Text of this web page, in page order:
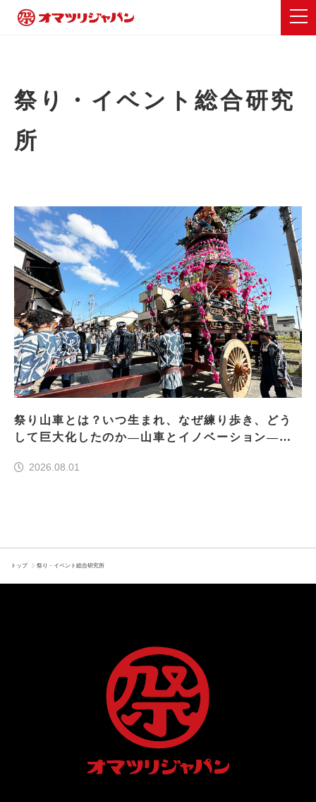
祭り・イベント総合研究
所
祭り山車とは？いつ生まれ、なぜ練り歩き、どう
して巨大化したのか―山車とイノベーション―＜
2026.08.01
トップ 祭り・イベント総合研究所